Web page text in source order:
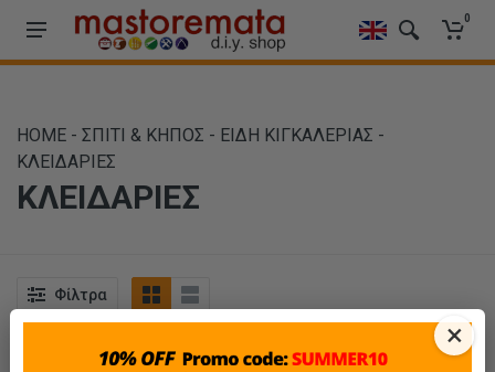
0
HOME - ΣΠΙΤΙ & ΚΗΠΟΣ - ΕΙΔΗ ΚΙΓΚΑΛΕΡΙΑΣ -
ΚΛΕΙΔΑΡΙΕΣ
ΚΛΕΙΔΑΡΙΕΣ
Φίλτρα
Ταξινόμηση Προβολή ×